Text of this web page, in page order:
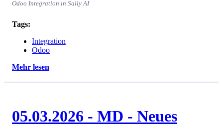
Odoo Integration in Sally AI
Tags:
Integration
Odoo
Mehr lesen
05.03.2026 - MD - Neues